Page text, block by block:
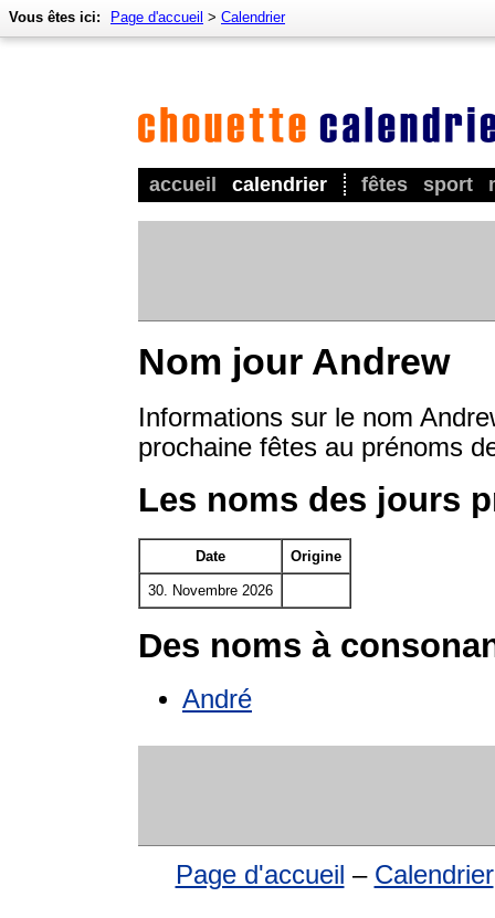
accueil calendrier fêtes sport
Vous êtes ici: Page d'accueil > Calendrier
Nom jour Andrew
Informations sur le nom
prochaine fêtes au prénoms
Les noms des jours
Date Origine
30. Novembre 2026
Des noms à
André
Page d'accueil – Calendrier